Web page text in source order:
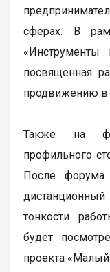
сферах. В
«Инструменты
посвященная
продвижению в
Также на
профильного
После форума
дистанционный
тонкости
будет
проекта